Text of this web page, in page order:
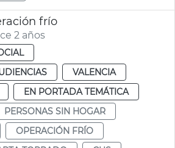
frío
2 años
VALENCIA
EN PORTADA TEMÁTICA
PERSONAS SIN HOGAR
OPERACIÓN FRÍO